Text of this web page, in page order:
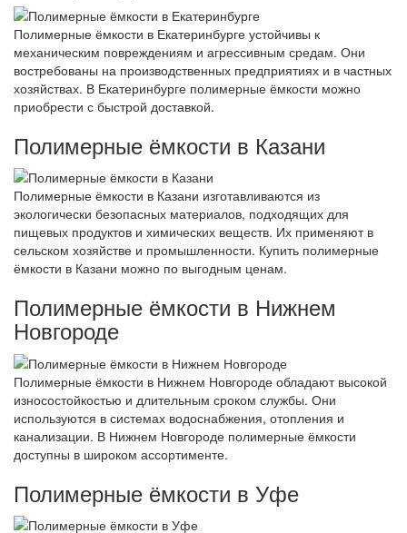
Полимерные ёмкости в Екатеринбурге устойчивы к
механическим повреждениям и агрессивным средам. Они
востребованы на производственных предприятиях и в частных
хозяйствах. В Екатеринбурге полимерные ёмкости можно
приобрести с быстрой доставкой.
Полимерные ёмкости в Казани
Полимерные ёмкости в Казани изготавливаются из
экологически безопасных материалов, подходящих для
пищевых продуктов и химических веществ. Их применяют в
сельском хозяйстве и промышленности. Купить полимерные
ёмкости в Казани можно по выгодным ценам.
Полимерные ёмкости в Нижнем
Новгороде
Полимерные ёмкости в Нижнем Новгороде обладают высокой
износостойкостью и длительным сроком службы. Они
используются в системах водоснабжения, отопления и
канализации. В Нижнем Новгороде полимерные ёмкости
доступны в широком ассортименте.
Полимерные ёмкости в Уфе